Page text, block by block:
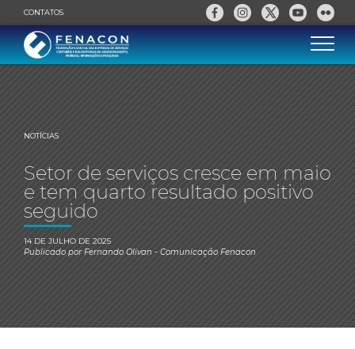
CONTATOS
NOTÍCIAS
Setor de serviços cresce em maio
e tem quarto resultado positivo
seguido
14 DE JULHO DE 2025
Publicado porFernando Olivan- Comunicação Fenacon